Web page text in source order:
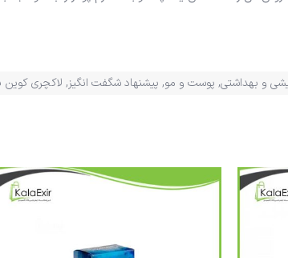
و بهداشتی, پوست و مو, پیشنهاد شگفت انگیز, لاکچری کوین